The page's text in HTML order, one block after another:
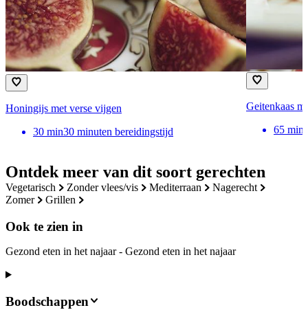
Ontdek meer van dit soort gerechten
vegetarisch zonder vlees/vis mediterraan
nagerecht
zomer
grillen
Ook te zien in
Gezond eten in het najaar - Gezond eten in het najaar
Honingijs met verse vijgen
30 min30 minuten bereidingstijd
Geitenkaas
65 min
Boodschappen